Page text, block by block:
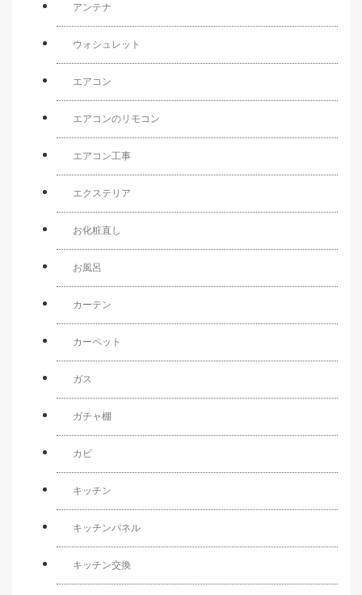
アンテナ
ウォシュレット
エアコン
エアコンのリモコン
エアコン工事
エクステリア
お化粧直し
お風呂
カーテン
カーペット
ガス
ガチャ棚
カビ
キッチン
キッチンパネル
キッチン交換